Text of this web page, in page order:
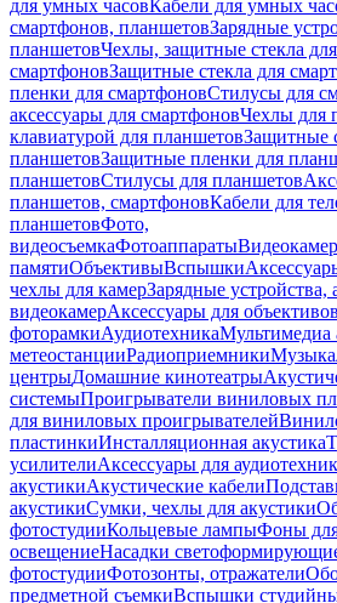
для умных часовКабели для умных
смартфонов, планшетовЗарядные
планшетовЧехлы, защитные стекла
смартфоновЗащитные стекла для
пленки для смартфоновСтилусы для
аксессуары для смартфоновЧехлы для
клавиатурой для планшетовЗащитные
планшетовЗащитные пленки для
планшетовСтилусы для планшетов
планшетов, смартфоновКабели для
планшетовФото,
видеосъемкаФотоаппараты
памятиОбъективыВспышки
чехлы для камерЗарядные устройства,
видеокамерАксессуары для объективов
фоторамкиАудиотехникаМультимедиа
метеостанцииРадиоприемники
центрыДомашние кинотеатры
системыПроигрыватели виниловых
для виниловых проигрывателей
пластинкиИнсталляционная акустика
усилителиАксессуары для
акустикиАкустические кабели
акустикиСумки, чехлы для акустики
фотостудииКольцевые лампыФоны
освещениеНасадки
фотостудииФотозонты, отражатели
предметной съемкиВспышки